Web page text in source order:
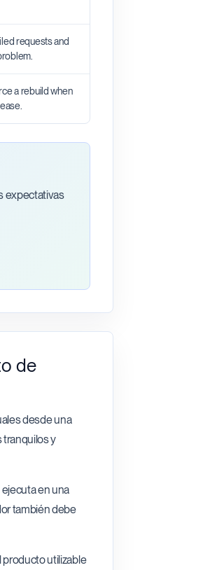
requests and
a rebuild when
expectativas
de
desde una
tranquilos y
en una
también debe
producto utilizable